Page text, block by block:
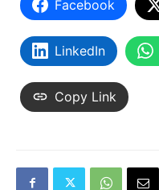
Facebook
LinkedIn
Copy Link